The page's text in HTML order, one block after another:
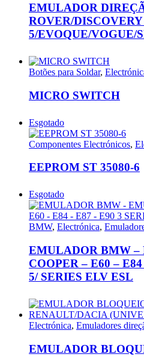
EMULADOR
ROVER/DISCOVERY
5/EVOQUE/VOGUE/
Botões para Soldar,
MICRO SWITCH
Esgotado
Componentes Electrónicos,
EEPROM ST 35080-6
Esgotado
BMW, Electrónica,
EMULADOR BMW
COOPER – E60 –
5/ SERIES ELV ESL
Electrónica, Emuladores
EMULADOR